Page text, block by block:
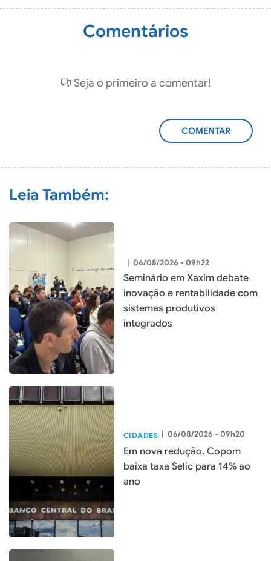
Comentários
Seja o primeiro a comentar!
ADICIONAR
Leia Também:
06/08/2026 - 09h22
Seminário em Xaxim debate
inovação e rentabilidade com
sistemas produtivos
integrados
CIDADES | 06/08/2026 - 09h20
Em nova redução, Copom
baixa taxa Selic para 14% ao
ano